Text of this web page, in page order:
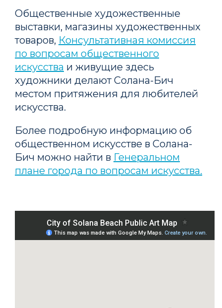
Общественные художественные
выставки, магазины художественных
товаров, Консультативная комиссия
по вопросам общественного
искусства и живущие здесь
художники делают Солана-Бич
местом притяжения для любителей
искусства.
Более подробную информацию об
общественном искусстве в Солана-
Бич можно найти в Генеральном
плане города по вопросам искусства.